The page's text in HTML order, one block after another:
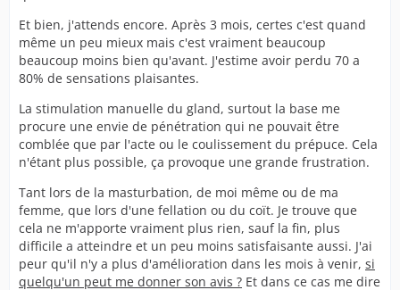
Et bien, j'attends encore. Après 3 mois, certes c'est quand
même un peu mieux mais c'est vraiment beaucoup
beaucoup moins bien qu'avant. J'estime avoir perdu 70 a
80% de sensations plaisantes.
La stimulation manuelle du gland, surtout la base me
procure une envie de pénétration qui ne pouvait être
comblée que par l'acte ou le coulissement du prépuce. Cela
n'étant plus possible, ça provoque une grande frustration.
Tant lors de la masturbation, de moi même ou de ma
femme, que lors d'une fellation ou du coït. Je trouve que
cela ne m'apporte vraiment plus rien, sauf la fin, plus
difficile a atteindre et un peu moins satisfaisante aussi. J'ai
peur qu'il n'y a plus d'amélioration dans les mois à venir, si
quelqu'un peut me donner son avis ? Et dans ce cas me dire